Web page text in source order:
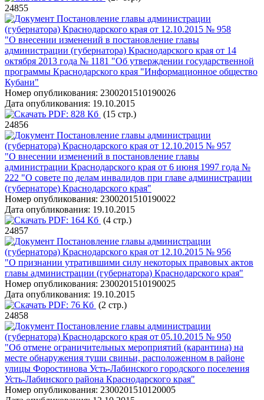
24855
Постановление главы администрации
(губернатора) Краснодарского края от 12.10.2015 № 958
"О внесении изменений в постановление главы
администрации (губернатора) Краснодарского края от 14
октября 2013 года № 1181 "Об утверждении государственной
программы Краснодарского края "Информационное общество
Кубани"
Номер опубликования: 2300201510190026
Дата опубликования: 19.10.2015
PDF: 828 Кб (15 стр.)
24856
Постановление главы администрации
(губернатора) Краснодарского края от 12.10.2015 № 957
"О внесении изменений в постановление главы
администрации Краснодарского края от 6 июня 1997 года №
222 "О совете по делам инвалидов при главе администрации
(губернаторе) Краснодарского края"
Номер опубликования: 2300201510190022
Дата опубликования: 19.10.2015
PDF: 164 Кб (4 стр.)
24857
Постановление главы администрации
(губернатора) Краснодарского края от 12.10.2015 № 956
"О признании утратившими силу некоторых правовых актов
главы администрации (губернатора) Краснодарского края"
Номер опубликования: 2300201510190025
Дата опубликования: 19.10.2015
PDF: 76 Кб (2 стр.)
24858
Постановление главы администрации
(губернатора) Краснодарского края от 05.10.2015 № 950
"Об отмене ограничительных мероприятий (карантина) на
месте обнаружения туши свиньи, расположенном в районе
улицы Форостинова Усть-Лабинского городского поселения
Усть-Лабинского района Краснодарского края"
Номер опубликования: 2300201510120005